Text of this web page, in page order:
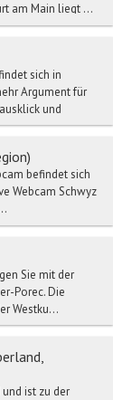
am Main liegt ...
sich in
Argument für
und
befindet sich
Webcam Schwyz
Sie mit der
Porec. Die
Westku...
ist zu der